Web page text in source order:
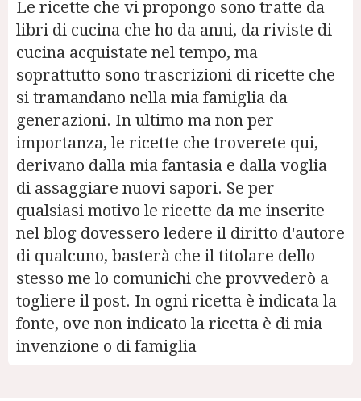
Le ricette che vi propongo sono tratte da
libri di cucina che ho da anni, da riviste di
cucina acquistate nel tempo, ma
soprattutto sono trascrizioni di ricette che
si tramandano nella mia famiglia da
generazioni. In ultimo ma non per
importanza, le ricette che troverete qui,
derivano dalla mia fantasia e dalla voglia
di assaggiare nuovi sapori. Se per
qualsiasi motivo le ricette da me inserite
nel blog dovessero ledere il diritto d'autore
di qualcuno, basterà che il titolare dello
stesso me lo comunichi che provvederò a
togliere il post. In ogni ricetta è indicata la
fonte, ove non indicato la ricetta è di mia
invenzione o di famiglia